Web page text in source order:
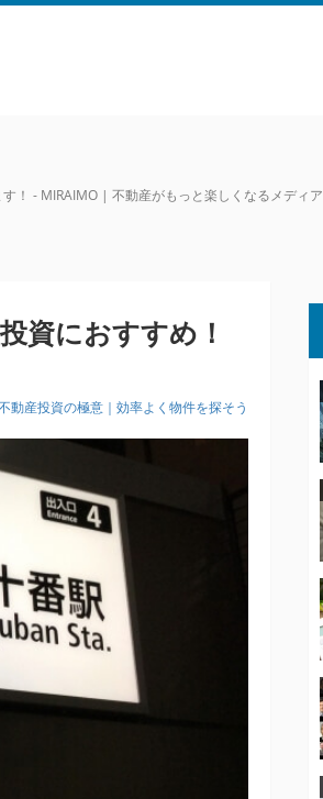
！ - MIRAIMO | 不動産がもっと楽しくなるメディア
資におすすめ！
動産投資の極意｜効率よく物件を探そう